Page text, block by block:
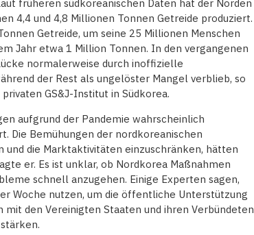
früheren südkoreanischen Daten hat der Norden
4,4 und 4,8 Millionen Tonnen Getreide produziert.
Getreide, um seine 25 Millionen Menschen
Jahr etwa 1 Million Tonnen. In den vergangenen
normalerweise durch inoffizielle
der Rest als ungelöster Mangel verblieb, so
GS&J-Institut in Südkorea.
aufgrund der Pandemie wahrscheinlich
Die Bemühungen der nordkoreanischen
die Marktaktivitäten einzuschränken, hätten
er. Es ist unklar, ob Nordkorea Maßnahmen
schnell anzugehen. Einige Experten sagen,
Woche nutzen, um die öffentliche Unterstützung
den Vereinigten Staaten und ihren Verbündeten